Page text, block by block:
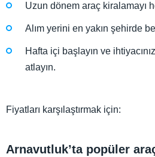
Uzun dönem araç kiralamayı
Alım yerini en yakın şehirde
Hafta içi başlayın ve
atlayın.
Fiyatları karşılaştırmak için:
Arnavutluk’ta popüler